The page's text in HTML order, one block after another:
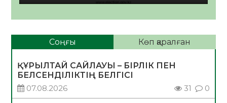
Соңғы Көп қаралған
ҚҰРЫЛТАЙ САЙЛАУЫ – БІРЛІК ПЕН
БЕЛСЕНДІЛІКТІҢ БЕЛГІСІ
07.08.2026
31 0